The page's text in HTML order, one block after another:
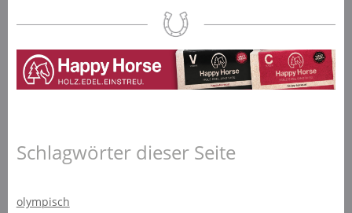
Schlagwörter dieser Seite
olympisch